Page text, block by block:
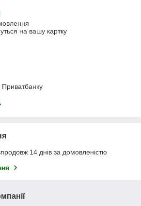
на вашу картку
Приватбанку
14 днів за домовленістю